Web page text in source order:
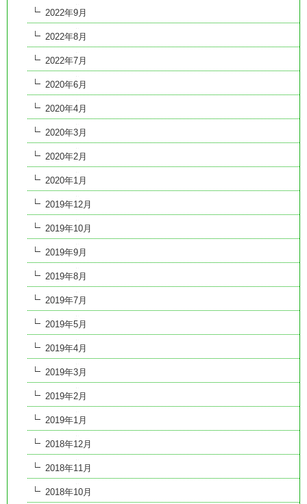
2022年9月
2022年8月
2022年7月
2020年6月
2020年4月
2020年3月
2020年2月
2020年1月
2019年12月
2019年10月
2019年9月
2019年8月
2019年7月
2019年5月
2019年4月
2019年3月
2019年2月
2019年1月
2018年12月
2018年11月
2018年10月